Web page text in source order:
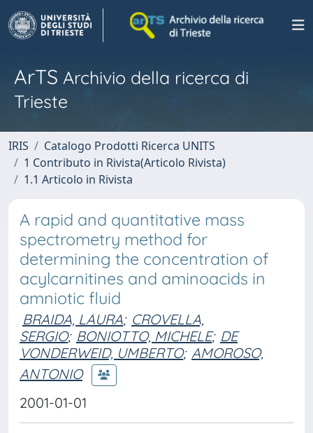
ArTS Archivio della ricerca di
Trieste
IRIS
Catalogo Prodotti Ricerca UNITS
1 Contributo in Rivista(Articolo Rivista)
1.1 Articolo in Rivista
A rapid and quantitative mass
spectrometry method for
determining the concentration of
acylcarnitines and aminoacids in
amniotic fluid
BRAIDA, LAURA; CROVELLA,
SERGIO; BONIOTTO, MICHELE; DE
VONDERWEID, UMBERTO; AMOROSO,
ANTONIO
2001-01-01